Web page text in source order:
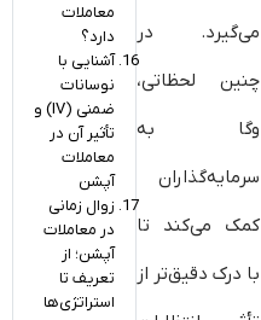
می‌گیرد. در
چنین لحظاتی،
وگا به
سرمایه‌گذاران
کمک می‌کند تا
با درک دقیق‌تر از
معاملات
دارد؟
آشنایی با
نوسانات
ضمنی (IV) و
تأثیر آن در
معاملات
آپشن
زوال زمانی
در معاملات
آپشن؛ از
تعریف تا
استراتژی‌ها